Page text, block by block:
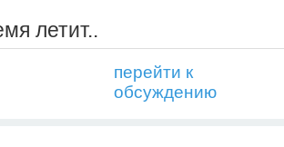
летит..
перейти к
обсуждению